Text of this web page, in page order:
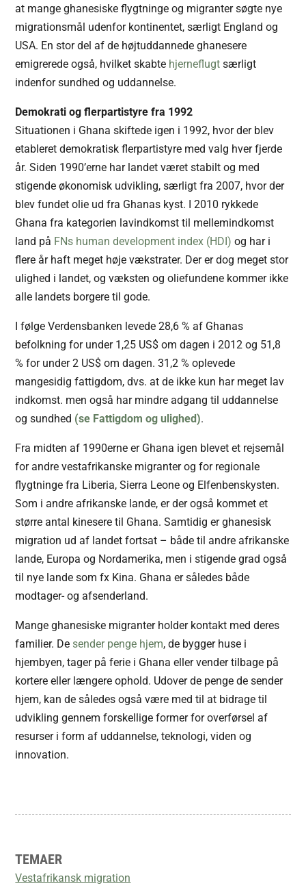
at mange ghanesiske flygtninge og migranter søgte nye
migrationsmål udenfor kontinentet, særligt England og
USA. En stor del af de højtuddannede ghanesere
emigrerede også, hvilket skabte hjerneflugt særligt
indenfor sundhed og uddannelse.
Demokrati og flerpartistyre fra 1992
Situationen i Ghana skiftede igen i 1992, hvor der blev
etableret demokratisk flerpartistyre med valg hver fjerde
år. Siden 1990’erne har landet været stabilt og med
stigende økonomisk udvikling, særligt fra 2007, hvor der
blev fundet olie ud fra Ghanas kyst. I 2010 rykkede
Ghana fra kategorien lavindkomst til mellemindkomst
land på FNs human development index (HDI) og har i
flere år haft meget høje vækstrater. Der er dog meget stor
ulighed i landet, og væksten og oliefundene kommer ikke
alle landets borgere til gode.
I følge Verdensbanken levede 28,6 % af Ghanas
befolkning for under 1,25 US$ om dagen i 2012 og 51,8
% for under 2 US$ om dagen. 31,2 % oplevede
mangesidig fattigdom, dvs. at de ikke kun har meget lav
indkomst. men også har mindre adgang til uddannelse
og sundhed (se Fattigdom og ulighed).
Fra midten af 1990erne er Ghana igen blevet et rejsemål
for andre vestafrikanske migranter og for regionale
flygtninge fra Liberia, Sierra Leone og Elfenbenskysten.
Som i andre afrikanske lande, er der også kommet et
større antal kinesere til Ghana. Samtidig er ghanesisk
migration ud af landet fortsat – både til andre afrikanske
lande, Europa og Nordamerika, men i stigende grad også
til nye lande som fx Kina. Ghana er således både
modtager- og afsenderland.
Mange ghanesiske migranter holder kontakt med deres
familier. Desender penge hjem, de bygger huse i
hjembyen, tager på ferie i Ghana eller vender tilbage på
kortere eller længere ophold. Udover de penge de sender
hjem, kan de således også være med til at bidrage til
udvikling gennem forskellige former for overførsel af
resurser i form af uddannelse, teknologi, viden og
innovation.
TEMAER
Vestafrikansk migration